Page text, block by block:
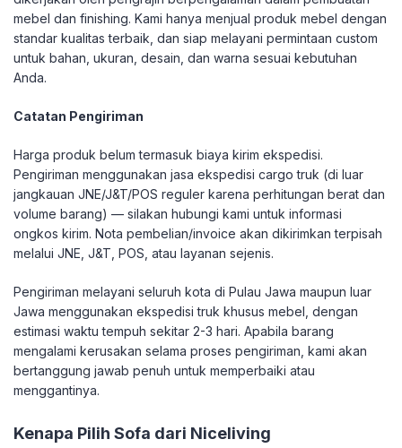
mebel dan finishing. Kami hanya menjual produk mebel dengan
standar kualitas terbaik, dan siap melayani permintaan custom
untuk bahan, ukuran, desain, dan warna sesuai kebutuhan
Anda.
Catatan Pengiriman
Harga produk belum termasuk biaya kirim ekspedisi.
Pengiriman menggunakan jasa ekspedisi cargo truk (di luar
jangkauan JNE/J&T/POS reguler karena perhitungan berat dan
volume barang) — silakan hubungi kami untuk informasi
ongkos kirim. Nota pembelian/invoice akan dikirimkan terpisah
melalui JNE, J&T, POS, atau layanan sejenis.
Pengiriman melayani seluruh kota di Pulau Jawa maupun luar
Jawa menggunakan ekspedisi truk khusus mebel, dengan
estimasi waktu tempuh sekitar 2-3 hari. Apabila barang
mengalami kerusakan selama proses pengiriman, kami akan
bertanggung jawab penuh untuk memperbaiki atau
menggantinya.
Kenapa Pilih Sofa dari Niceliving